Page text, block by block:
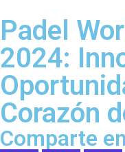
Padel
2024:
Corazón
Comparte